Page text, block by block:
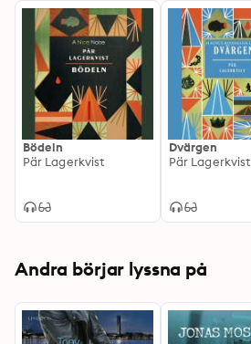
Bödeln
Pär Lagerkvist
Dvärgen
Pär Lagerkvist
Andra börjar lyssna på